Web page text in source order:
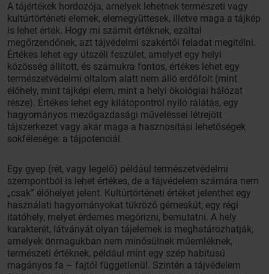
A tájértékek hordozója, amelyek lehetnek természeti vagy
kultúrtörténeti elemek, elemegyüttesek, illetve maga a tájkép
is lehet érték. Hogy mi számít értéknek, ezáltal
megőrzendőnek, azt tájvédelmi szakértői feladat megítélni.
Értékes lehet egy útszéli feszület, amelyet egy helyi
közösség állított, és számukra fontos, értékes lehet egy
természetvédelmi oltalom alatt nem álló erdőfolt (mint
élőhely, mint tájképi elem, mint a helyi ökológiai hálózat
része). Értékes lehet egy kilátópontról nyíló rálátás, egy
hagyományos mezőgazdasági műveléssel létrejött
tájszerkezet vagy akár maga a hasznosítási lehetőségek
sokfélesége: a tájpotenciál.
Egy gyep (rét, vagy legelő) például természetvédelmi
szempontból is lehet értékes, de a tájvédelem számára nem
„csak” élőhelyet jelent. Kultúrtörténeti értéket jelenthet egy
használati hagyományokat tükröző gémeskút, egy régi
itatóhely, melyet érdemes megőrizni, bemutatni. A hely
karakterét, látványát olyan tájelemek is meghatározhatják,
amelyek önmagukban nem minősülnek műemléknek,
természeti értéknek, például mint egy szép habitusú
magányos fa – fajtól függetlenül. Szintén a tájvédelem